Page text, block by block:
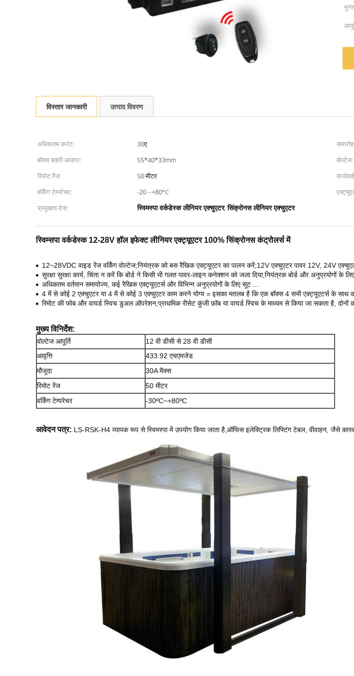
विस्तार जानकारी उत्पाद विवरण
अधिकतम करंट: 30ए
बॉक्स बाहरी आकार:
55*40*33mm वोल्टेज:
रिमोट रेंज:
50 मीटर
वर्किंग टेम्परेचर:
-20 --+80°C
प्रमुखता देना:
स्विमस्पा वर्कडेस्क लीनियर एक्चुएटर,सिंक्रोनस लीनियर एक्चुएटर
स्विम्सपा वर्कडेस्क 12-28V हॉल इफेक्ट लीनियर एक्ट्यूएटर 100% सिंक्रोनस कंट्रोलर्स में
12~28VDC वाइड रेंज वर्किंग वोल्टेज;नियंत्रक को बस रैखिक एक्ट्यूएटर का पालन करें;12V एक्चुएटर पावर 12V, 24V
सुरक्षा सुरक्षा कार्य, चिंता न करें कि बोर्ड ने किसी भी गलत पावर-लाइन कनेक्शन को जला दिया;नियंत्रक बोर्ड और अनुप्रयोगों के
अधिकतम वर्तमान समायोज्य, कई रैखिक एक्ट्यूएटर्स और विभिन्न अनुप्रयोगों के लिए सूट ...
4 में से कोई 2 एक्चुएटर या 4 में से कोई 3 एक्चुएटर काम करने योग्य = इसका मतलब है कि एक बॉक्स 4 सभी एक्ट्यूएटर्स के साथ
रिमोट की फोब और वायर्ड स्विच डुअल ऑपरेशन;प्राथमिक रीसेट कुंजी फ़ॉब या वायर्ड स्विच के माध्यम से किया जा सकता है, दोनों
मुख्य विनिर्देश:
वोल्टेज आपूर्ति
12 वी डीसी से 28 वी डीसी
आवृत्ति
433.92 एचएमजेड
मौजूदा
30A मैक्स
रिमोट रेंज
50 मीटर
वर्किंग टेम्परेचर
-30ºC~+80ºC
आवेदन पत्र: LS-RSK-H4 व्यापक रूप से स्विमस्पा में उपयोग किया जाता है, ऑफिस इलेक्ट्रिक लिफ्टिंग टेबल, वीवाहन, जैसे